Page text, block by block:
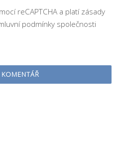
reCAPTCHA a platí zásady
podmínky společnosti